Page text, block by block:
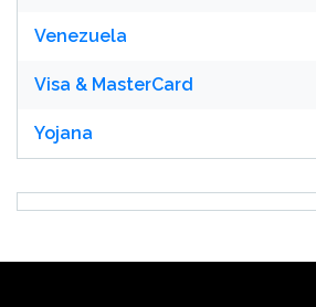
Venezuela
Visa & MasterCard
Yojana